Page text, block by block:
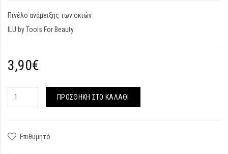
Πινέλο ανάμειξης των σκιών
ILU by Tools For Beauty
3,90€
ΠΡΟΣΘΉΚΗ ΣΤΟ ΚΑΛΆΘΙ
Επιθυμητό